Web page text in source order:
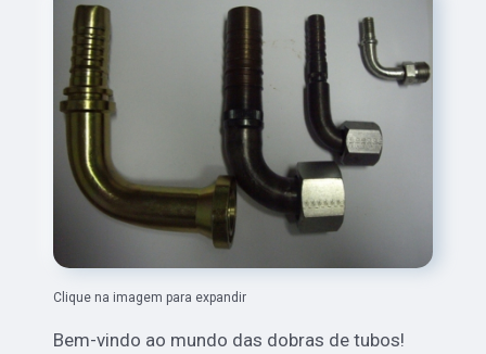
Clique na imagem para expandir
Bem-vindo ao mundo das dobras de tubos!